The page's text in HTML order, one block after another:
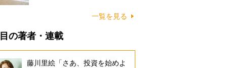
一覧を見る
の著者・連載
藤川里絵「さあ、投資を始めよ